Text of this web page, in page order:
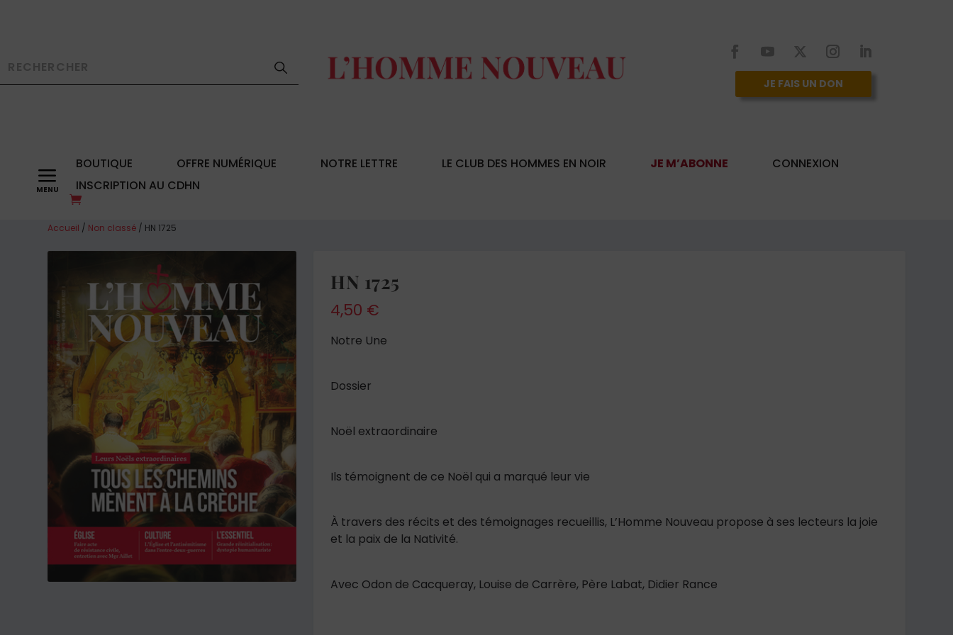
JE FAIS UN DON
a BOUTIQUE OFFRE NUMÉRIQUE NOTRE LETTRE LE CLUB DES HOMMES EN NOIR JE M’ABONNE
CONNEXION
INSCRIPTION AU CDHN
Accueil / Non classé / HN 1725
HN 1725
4,50 €
Notre Une
Dossier
Noël extraordinaire
Ils témoignent de ce Noël qui a marqué leur vie
À travers des récits et des témoignages recueillis, L’Homme Nouveau propose à ses lecteurs la joie
et la paix de la Nativité.
Avec Odon de Cacqueray, Louise de Carrère, Père Labat, Didier Rance